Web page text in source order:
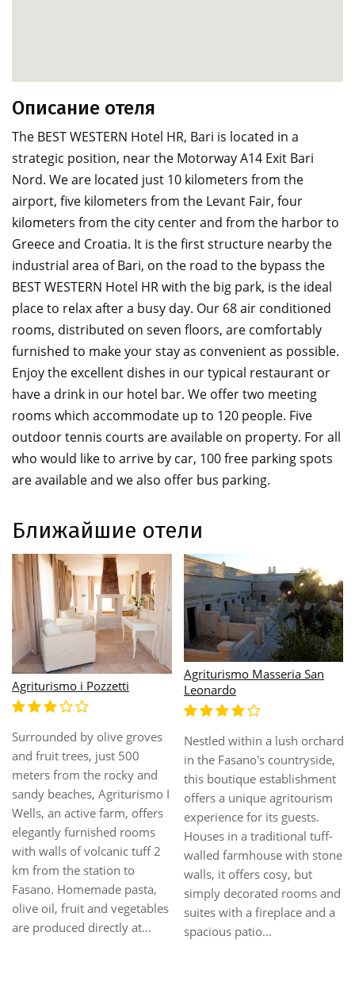
Описание отеля
The BEST WESTERN Hotel HR, Bari is located in a
strategic position, near the Motorway A14 Exit Bari
Nord. We are located just 10 kilometers from the
airport, five kilometers from the Levant Fair, four
kilometers from the city center and from the harbor to
Greece and Croatia. It is the first structure nearby the
industrial area of Bari, on the road to the bypass the
BEST WESTERN Hotel HR with the big park, is the ideal
place to relax after a busy day. Our 68 air conditioned
rooms, distributed on seven floors, are comfortably
furnished to make your stay as convenient as possible.
Enjoy the excellent dishes in our typical restaurant or
have a drink in our hotel bar. We offer two meeting
rooms which accommodate up to 120 people. Five
outdoor tennis courts are available on property. For all
who would like to arrive by car, 100 free parking spots
are available and we also offer bus parking.
Ближайшие отели
Albatres Palace Hotel
The hotel is located in San
Vito dei Normanni, in a green
and quiet area between the
Itria Valley and Salento, not
far from the Adriatic Sea. The
hotel is very close to the city
centre and due to its
privileged location, guests
will be able to visit the
nearby towns of Ostuni and
Alberobello, the...
Albergo delle Nazioni
Bari, a bustling university
town and Italy's second
largest southern city. The
elaborate, castle-like Basilica
of Saint Nicholas stands
proudly in the centre of the
winding streets, a short stroll
from the harbour on the
Adriatic coast. As the
gateway between Italy ...